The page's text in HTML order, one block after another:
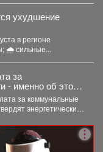
ухудшение
в регионе
прогнозируются: 🌩 грозы; 🌧 сильные...
за
- именно об этом
компании.
за коммунальные
энергетические